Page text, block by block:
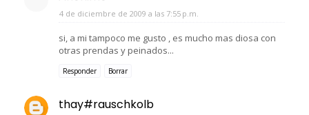
4 de diciembre de 2009 a las 7:55 p.m.
si, a mi tampoco me gusto , es mucho mas diosa con
otras prendas y peinados...
Responder Borrar
thay#rauschkolb